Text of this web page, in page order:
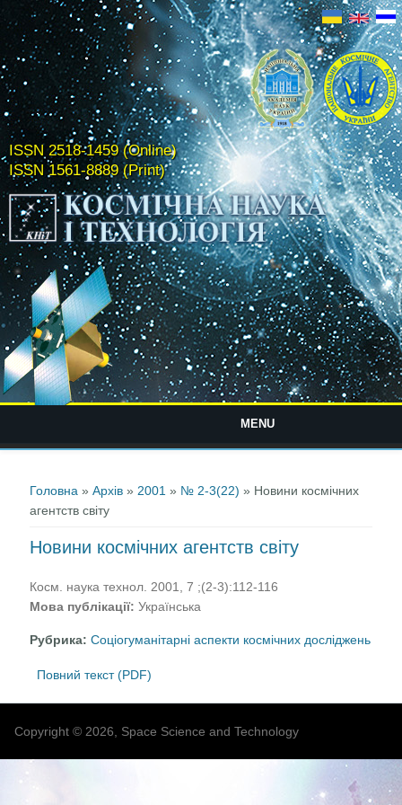
ISSN 2518-1459 (Online)
ISSN 1561-8889 (Print)
MENU
Головна »Архів » 2001 » № 2-3(22) » Новини космічних
агентств світу
Новини космічних агентств світу
Косм. наука технол. 2001, 7 ;(2-3):112-116
Мова публікації: Українська
Рубрика:Соціогуманітарні аспекти космічних досліджень
Повний текст (PDF)
Copyright © 2026, Space Science and Technology